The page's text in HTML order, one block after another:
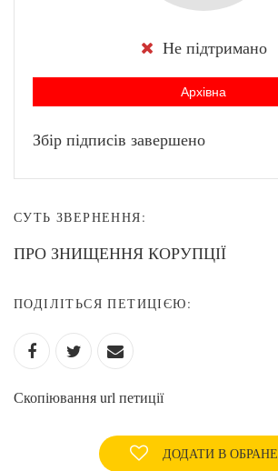
Не підтримано
Архівна
Збір підписів завершено
СУТЬ ЗВЕРНЕННЯ:
ПРО ЗНИЩЕННЯ КОРУПЦІЇ
ПОДІЛІТЬСЯ ПЕТИЦІЄЮ:
Скопіювання url петиції
ДОДАТИ В ОБРАНЕ